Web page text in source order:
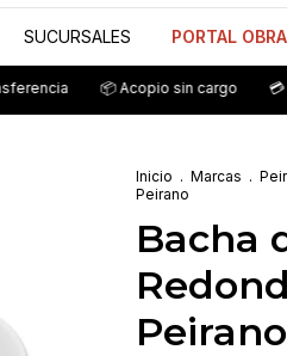
SUCURSALES PORTAL
📦 Acopio sin cargo 💳 6 cuotas
Inicio . Marcas .
Peirano
Bacha
Peirano